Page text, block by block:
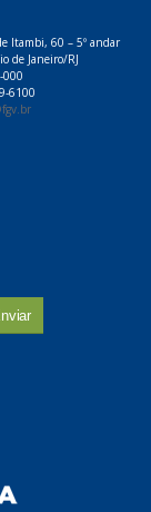
Itambi, 60 – 5º andar
de Janeiro/RJ
000
6100